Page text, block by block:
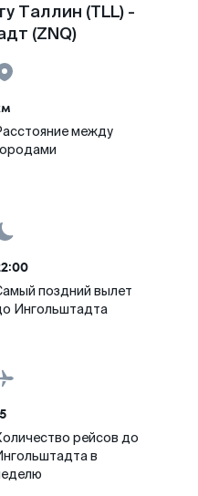
Таллин (TLL) -
(ZNQ)
между
поздний вылет
Ингольштадта
рейсов до
в